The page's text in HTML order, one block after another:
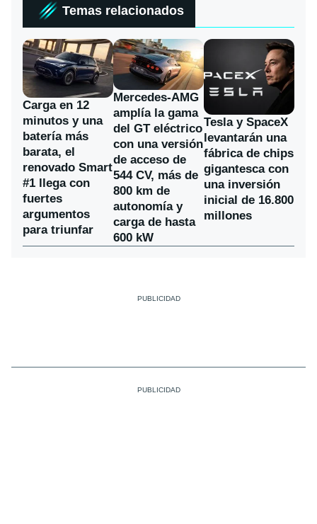
Temas relacionados
Carga en 12
minutos y una
batería más
barata, el
renovado Smart
#1 llega con
fuertes
argumentos
para triunfar
Mercedes-AMG
amplía la gama
del GT eléctrico
con una versión
de acceso de
544 CV, más de
800 km de
autonomía y
carga de hasta
600 kW
Tesla y SpaceX
levantarán una
fábrica de chips
gigantesca con
una inversión
inicial de 16.800
millones